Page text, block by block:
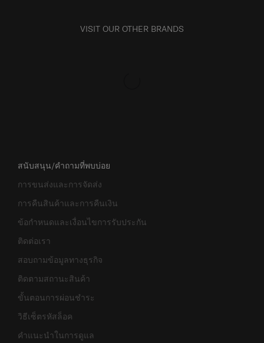
VISIT OUR OTHER BRANDS
สนับสนุน/คำถามที่พบบ่อย
การขนส่งและการจัดส่ง
การคืนสินค้าและการคืนเงิน
ข้อกำหนดและเงื่อนไขการรับประกัน
ติดต่อเรา
สอบถามข้อมูลทางธุรกิจ
ติดตามสถานะสินค้า
ขั้นตอนการผ่อนชำระ
วิธีเซ็ตรหัสล็อค
คำแนะนำในการดูแล